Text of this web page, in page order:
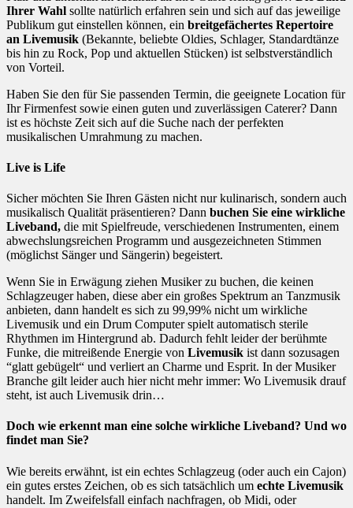
Ihrer Wahl sollte natürlich erfahren sein und sich auf das jeweilige
Publikum gut einstellen können, ein breitgefächertes Repertoire
an Livemusik (Bekannte, beliebte Oldies, Schlager, Standardtänze
bis hin zu Rock, Pop und aktuellen Stücken) ist selbstverständlich
von Vorteil.
Haben Sie den für Sie passenden Termin, die geeignete Location für
Ihr Firmenfest sowie einen guten und zuverlässigen Caterer? Dann
ist es höchste Zeit sich auf die Suche nach der perfekten
musikalischen Umrahmung zu machen.
Live is Life
Sicher möchten Sie Ihren Gästen nicht nur kulinarisch, sondern auch
musikalisch Qualität präsentieren? Dann buchen Sie eine wirkliche
Liveband, die mit Spielfreude, verschiedenen Instrumenten, einem
abwechslungsreichen Programm und ausgezeichneten Stimmen
(möglichst Sänger und Sängerin) begeistert.
Wenn Sie in Erwägung ziehen Musiker zu buchen, die keinen
Schlagzeuger haben, diese aber ein großes Spektrum an Tanzmusik
anbieten, dann handelt es sich zu 99,99% nicht um wirkliche
Livemusik und ein Drum Computer spielt automatisch sterile
Rhythmen im Hintergrund ab. Dadurch fehlt leider der berühmte
Funke, die mitreißende Energie von Livemusik ist dann sozusagen
“glatt gebügelt“ und verliert an Charme und Esprit. In der Musiker
Branche gilt leider auch hier nicht mehr immer: Wo Livemusik drauf
steht, ist auch Livemusik drin…
Doch wie erkennt man eine solche wirkliche Liveband? Und wo
findet man Sie?
Wie bereits erwähnt, ist ein echtes Schlagzeug (oder auch ein Cajon)
ein gutes erstes Zeichen, ob es sich tatsächlich um echte Livemusik
handelt. Im Zweifelsfall einfach nachfragen, ob Midi, oder